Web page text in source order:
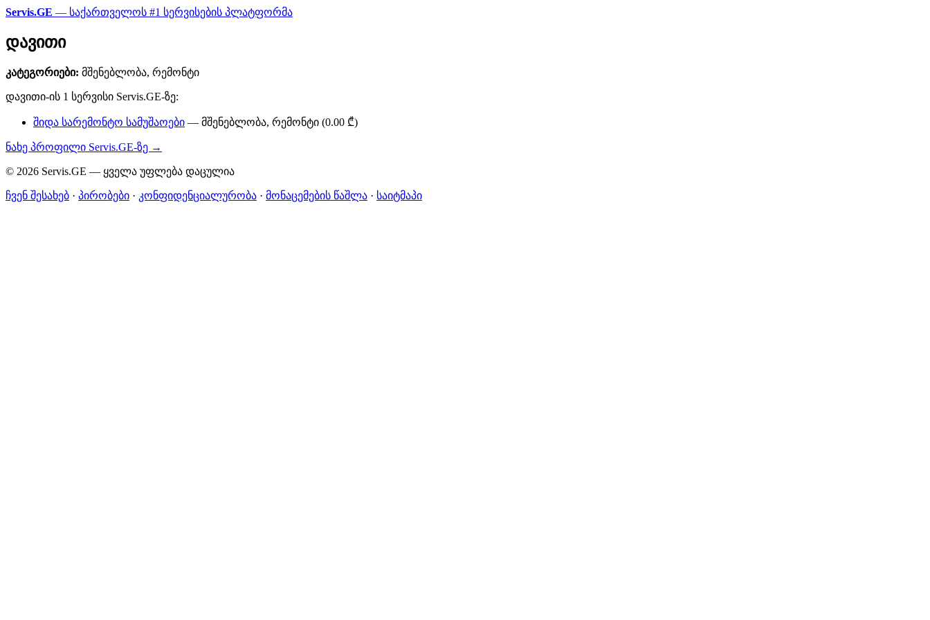
Servis.GE — საქართველოს #1 სერვისების პლატფორმა
დავითი
კატეგორიები: მშენებლობა, რემონტი
დავითი-ის 1 სერვისი Servis.GE-ზე:
შიდა სარემონტო სამუშაოები — მშენებლობა, რემონტი (0.00 ₾)
ნახე პროფილი Servis.GE-ზე →
© 2026 Servis.GE — ყველა უფლება დაცულია
ჩვენ შესახებ · პირობები · კონფიდენციალურობა · მონაცემების წაშლა · საიტმაპი